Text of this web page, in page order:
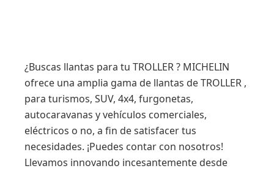
¿Buscas llantas para tu TROLLER ? MICHELIN
ofrece una amplia gama de llantas de TROLLER ,
para turismos, SUV, 4x4, furgonetas,
autocaravanas y vehículos comerciales,
eléctricos o no, a fin de satisfacer tus
necesidades. ¡Puedes contar con nosotros!
Llevamos innovando incesantemente desde